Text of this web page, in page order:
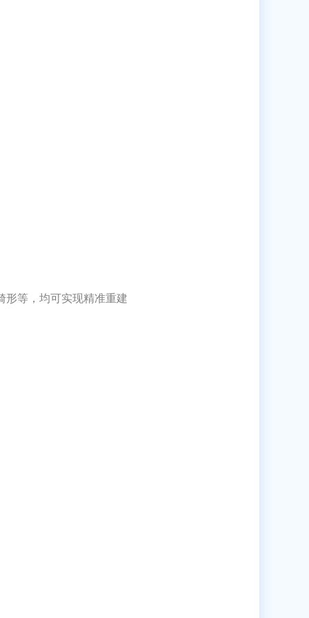
形等，均可实现精准重建